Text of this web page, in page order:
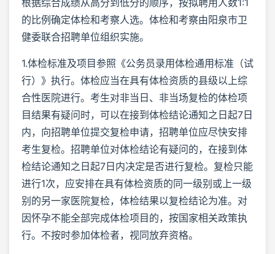
的比例确定体检和考察人选。体检和考察由阳泉市卫
健委联合招聘单位组织实施。
1.体检标准及项目参照《公务员录用体检通用标准（试
行）》执行。体检应当在具有体检资质的县级以上综
合性医院进行。考生对非当日、非当场复检的体检项
目结果有疑问时，可以在接到体检结论通知之日起7日
内，向招聘单位提交复检申请，招聘单位应尽快安排
考生复检。招聘单位对体检结论有疑问的，在接到体
检结论通知之日起7日内决定是否进行复检。复检只能
进行1次，应安排在具有体检资质的同一级别或上一级
别的另一家医院复检，体检结果以复检结论为准。对
因怀孕不能全部完成体检项目的，按国家相关政策执
行。不按时参加体检者，视同放弃资格。